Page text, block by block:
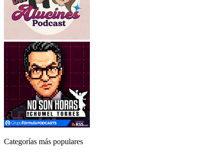
Categorías más populares